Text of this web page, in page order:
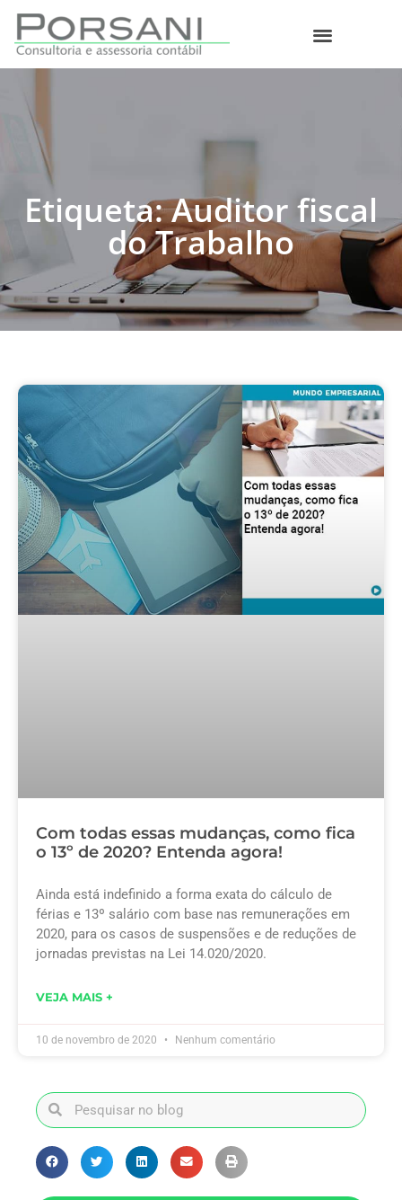
Etiqueta: Auditor fiscal
do Trabalho
Com todas essas mudanças, como fica
o 13º de 2020? Entenda agora!
Ainda está indefinido a forma exata do cálculo de
férias e 13º salário com base nas remunerações em
2020, para os casos de suspensões e de reduções de
jornadas previstas na Lei 14.020/2020.
VEJA MAIS +
10 de novembro de 2020 Nenhum comentário